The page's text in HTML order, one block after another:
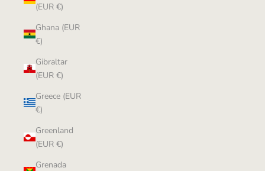
(EUR €)
Ghana (EUR
€)
Gibraltar
(EUR €)
Greece (EUR
€)
Greenland
(EUR €)
Grenada